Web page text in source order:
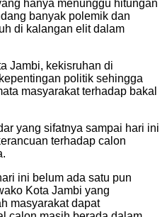
hanya menunggu hitungan
banyak polemik dan
di kalangan elit dalam
Jambi, kekisruhan di
politik sehingga
masyarakat terhadap bakal
yang sifatnya sampai hari ini
terhadap calon
ini belum ada satu pun
Kota Jambi yang
masyarakat dapat